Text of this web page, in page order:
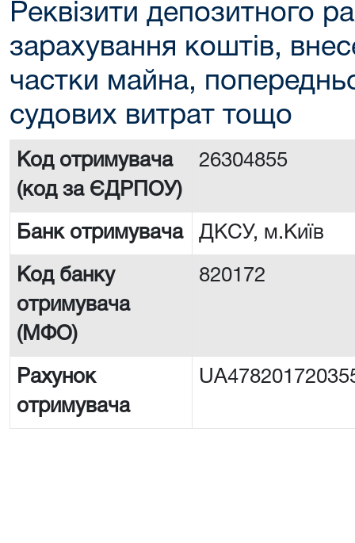
Реквізити депозитного
зарахування коштів,
частки майна,
судових витрат тощо
Код отримувача
(код за ЄДРПОУ)
26304855
Банк отримувача ДКСУ, м.Київ
Код банку
отримувача
(МФО)
820172
Рахунок
отримувача